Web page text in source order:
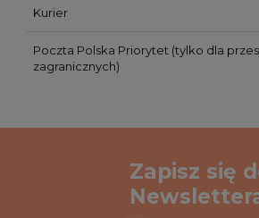
Kurier
Poczta Polska Priorytet (tylko dla
zagranicznych)
Zapisz się